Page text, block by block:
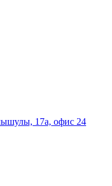
17а, офис 24